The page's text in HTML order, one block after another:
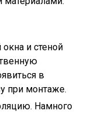
и стеной
в
при монтаже.
Намного